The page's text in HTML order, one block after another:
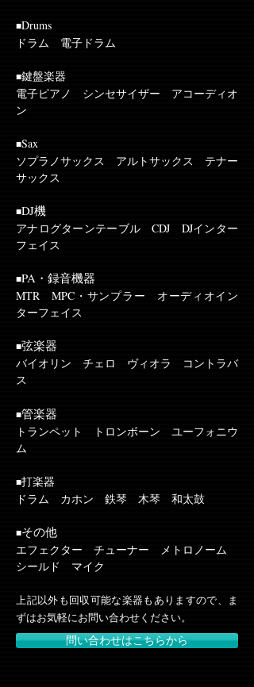
■Drums
ドラム 電子ドラム
■鍵盤楽器
電子ピアノ シンセサイザー アコーディオ
ン
■Sax
ソプラノサックス アルトサックス テナー
サックス
■DJ機
アナログターンテーブル CDJ DJインター
フェイス
■PA・録音機器
MTR MPC・サンプラー オーディオイン
ターフェイス
■弦楽器
バイオリン チェロ ヴィオラ コントラバ
ス
■管楽器
トランペット トロンボーン ユーフォニウ
ム
■打楽器
ドラム カホン 鉄琴 木琴 和太鼓
■その他
エフェクター チューナー メトロノーム
シールド マイク
上記以外も回収可能な楽器もありますので、ま
ずはお気軽にお問い合わせください。
問い合わせはこちらから